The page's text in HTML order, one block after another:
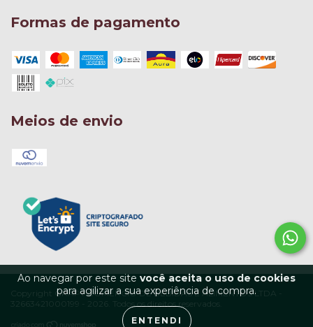
Ao navegar por este site você aceita o uso de cookies
para agilizar a sua experiência de compra.
ENTENDI
Formas de pagamento
Meios de envio
Copyright GRAPY COMERCIO DE BEBIDAS E ALIMENTOS LTDA -
32663421000199 - 2026. Todos os direitos reservados.